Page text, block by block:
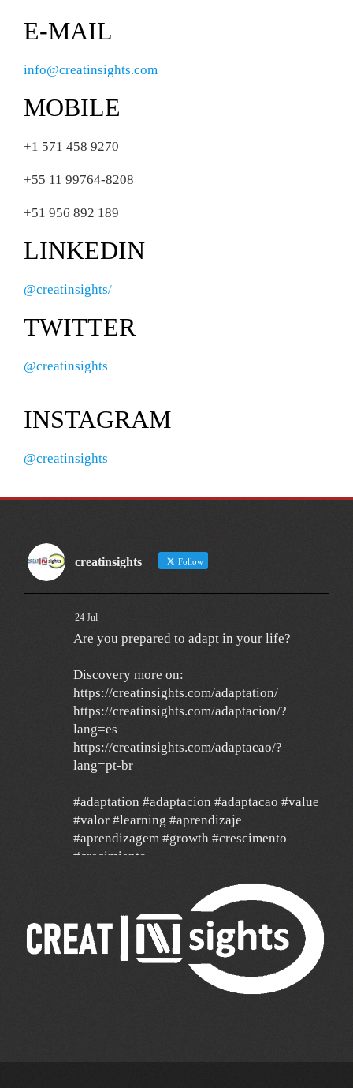
E-MAIL
info@creatinsights.com
MOBILE
+1 571 458 9270
+55 11 99764-8208
+51 956 892 189
LINKEDIN
@creatinsights/
TWITTER
@creatinsights
INSTAGRAM
@creatinsights
creatinsights Follow
24 Jul
Are you prepared to adapt in your life?
Discovery more on:
https://creatinsights.com/adaptation/
https://creatinsights.com/adaptacion/?
lang=es
https://creatinsights.com/adaptacao/?
lang=pt-br
#adaptation #adaptacion #adaptacao #value
#valor #learning #aprendizaje
#aprendizagem #growth #crescimento
#crecimiento
24 Dec
Un año de mucha gratitud y mucha
esperanza por un mundo mejor, con deseos
mundo!!!